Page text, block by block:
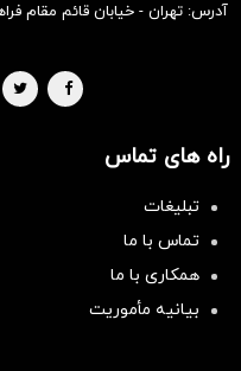
آدرس: تهران - خیابان قائم مقام
راه های تماس
تبلیغات
تماس با ما
همکاری با ما
بیانیه مأموریت